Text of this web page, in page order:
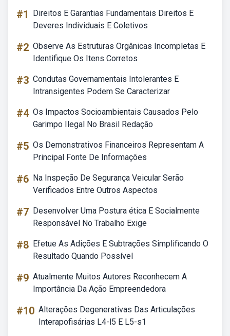
#1
Direitos E Garantias Fundamentais Direitos E
Deveres Individuais E Coletivos
#2 Observe As Estruturas Orgânicas Incompletas E
Identifique Os Itens Corretos
#3 Condutas Governamentais Intolerantes E
Intransigentes Podem Se Caracterizar
#4 Os Impactos Socioambientais Causados Pelo
Garimpo Ilegal No Brasil Redação
#5 Os Demonstrativos Financeiros Representam A
Principal Fonte De Informações
#6 Na Inspeção De Segurança Veicular Serão
Verificados Entre Outros Aspectos
#7 Desenvolver Uma Postura ética E Socialmente
Responsável No Trabalho Exige
#8 Efetue As Adições E Subtrações Simplificando O
Resultado Quando Possível
#9 Atualmente Muitos Autores Reconhecem A
Importância Da Ação Empreendedora
#10 Alterações Degenerativas Das Articulações
Interapofisárias L4-l5 E L5-s1